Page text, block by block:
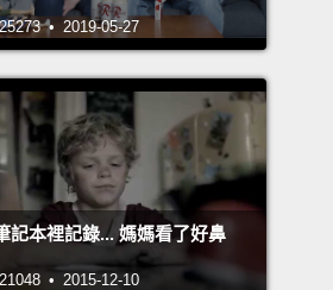
to swirl.
。
Good job.
。
the cappuccino.
做了卡布奇諾。
• 2019-05-27
記本裡記錄... 媽媽看了好鼻
• 2015-12-10